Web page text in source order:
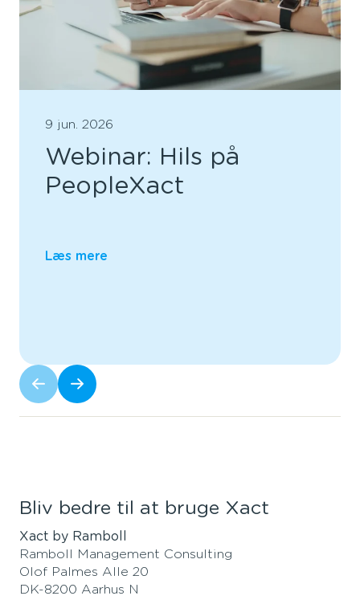
9 jun. 2026
Webinar: Hils på
PeopleXact
Læs mere
Bliv bedre til at bruge Xact
Xact by Ramboll
Ramboll Management Consulting
Olof Palmes Alle 20
DK-8200 Aarhus N